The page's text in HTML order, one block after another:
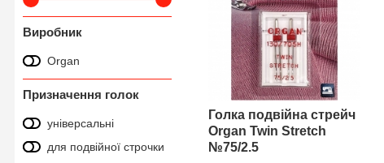
Виробник
Organ
Призначення голок
універсальні
для подвійної строчки
Голка подвійна стрейч
Organ Twin Stretch
№75/2.5